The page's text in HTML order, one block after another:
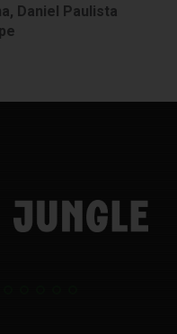
Daniel Paulista